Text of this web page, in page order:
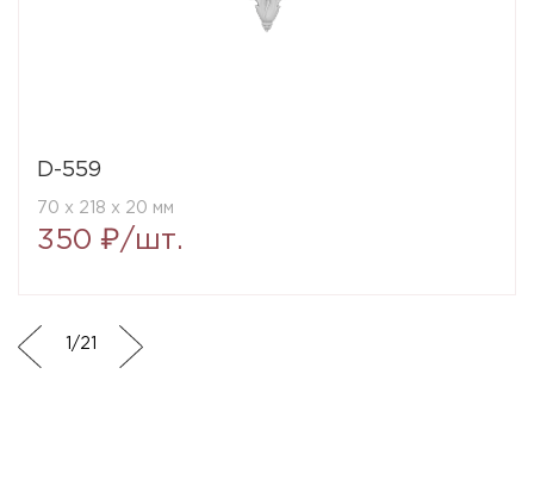
D-559
70 x 218 x 20 мм
350 ₽/шт.
/21